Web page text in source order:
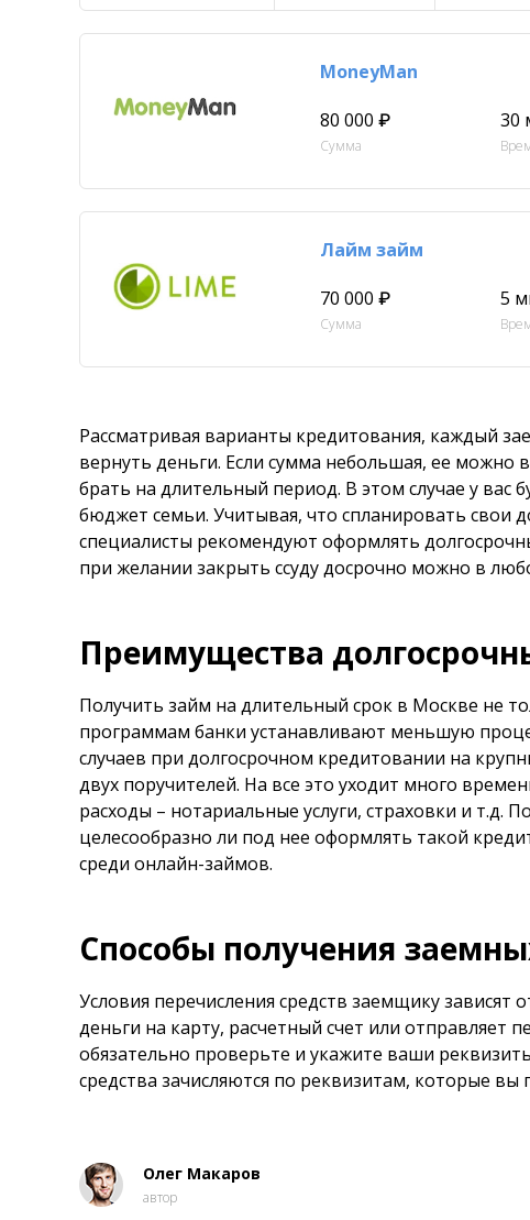
MoneyMan
80 000 ₽
Сумма
30
Лайм займ
70 000 ₽
Сумма
5
Рассматривая варианты кредитования, каждый
вернуть деньги. Если сумма небольшая, ее
брать на длительный период. В этом случае у вас
бюджет семьи. Учитывая, что спланировать свои
специалисты рекомендуют оформлять
при желании закрыть ссуду досрочно можно в
Преимущества
Получить займ на длительный срок в Москве не
программам банки устанавливают меньшую
случаев при долгосрочном кредитовании на
двух поручителей. На все это уходит много
расходы – нотариальные услуги, страховки и т.д.
целесообразно ли под нее оформлять такой
среди онлайн-займов.
Способы получения
Условия перечисления средств заемщику
деньги на карту, расчетный счет или отправляет
обязательно проверьте и укажите ваши
средства зачисляются по реквизитам, которые вы
Олег Макаров
автор